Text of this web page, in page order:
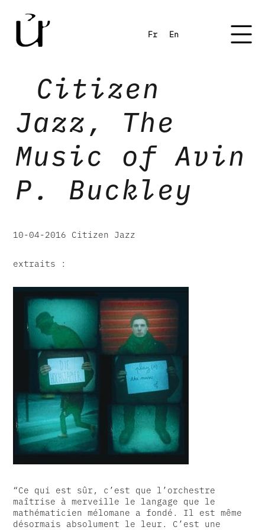
Fr En
Citizen
Jazz, The
Music of Avin
P. Buckley
10-04-2016 Citizen Jazz
extraits :
“Ce qui est sûr, c’est que l’orchestre
maîtrise à merveille le langage que le
mathématicien mélomane a fondé. Il est même
désormais absolument le leur. C’est une